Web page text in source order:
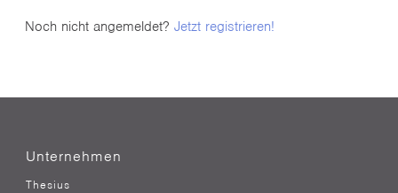
Noch nicht angemeldet? Jetzt registrieren!
Unternehmen
Thesius